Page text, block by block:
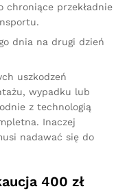
chroniące przekładnie
dnia na drugi dzień
uszkodzeń
wypadku lub
z technologią
Inaczej
nadawać się do
400 zł